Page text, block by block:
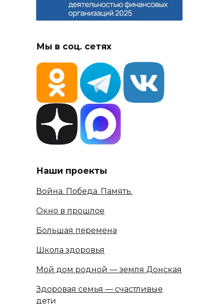
Мы в соц. сетях
Наши проекты
Война. Победа. Память.
Окно в прошлое
Большая перемена
Школа здоровья
Мой дом родной — земля Донская
Здоровая семья — счастливые
дети